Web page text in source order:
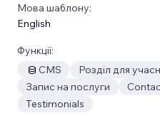
Мова шаблону:
English
Функції:
CMS
Розділ для
Запис на послуги
Testimonials